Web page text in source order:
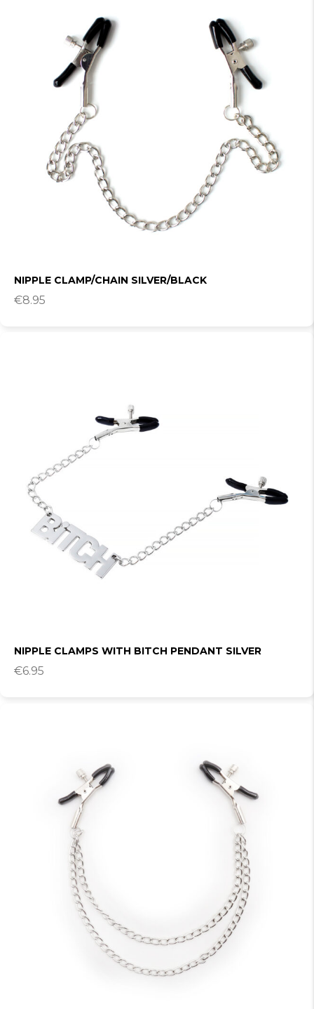
NIPPLE CLAMP/CHAIN SILVER/BLACK
€8.95
NIPPLE CLAMPS WITH BITCH PENDANT SILVER
€6.95